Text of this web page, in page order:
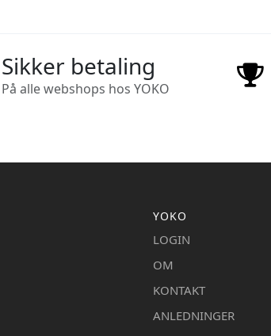
Sikker betaling
På alle webshops hos YOKO
YOKO
LOGIN
OM
KONTAKT
ANLEDNINGER